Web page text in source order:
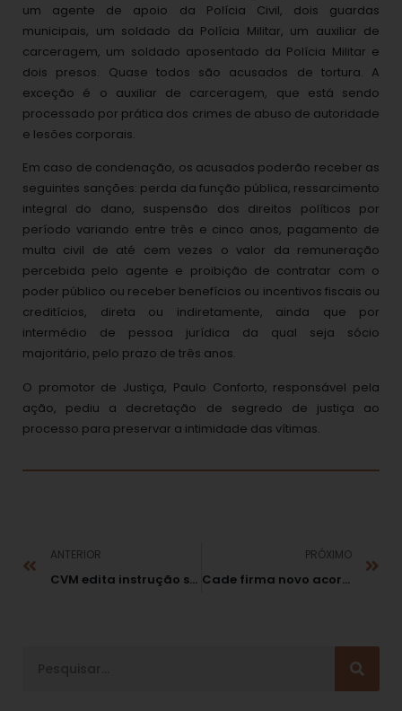
um agente de apoio da Polícia Civil, dois guardas
municipais, um soldado da Polícia Militar, um auxiliar de
carceragem, um soldado aposentado da Polícia Militar e
dois presos. Quase todos são acusados de tortura. A
exceção é o auxiliar de carceragem, que está sendo
processado por prática dos crimes de abuso de autoridade
e lesões corporais.
Em caso de condenação, os acusados poderão receber as
seguintes sanções: perda da função pública, ressarcimento
integral do dano, suspensão dos direitos políticos por
período variando entre três e cinco anos, pagamento de
multa civil de até cem vezes o valor da remuneração
percebida pelo agente e proibição de contratar com o
poder público ou receber benefícios ou incentivos fiscais ou
creditícios, direta ou indiretamente, ainda que por
intermédio de pessoa jurídica da qual seja sócio
majoritário, pelo prazo de três anos.
O promotor de Justiça, Paulo Conforto, responsável pela
ação, pediu a decretação de segredo de justiça ao
processo para preservar a intimidade das vítimas.
ANTERIOR
CVM edita instrução sobre analista de valores mobiliários
PRÓXIMO
Cade firma novo acordo em caso de mangueiras marítimas